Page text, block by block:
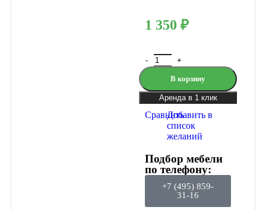
1 350 ₽
В корзину
Аренда в 1 клик
СравнитьДобавить в
список
желаний
Подбор мебели
по телефону:
+7 (495) 859-
31-16